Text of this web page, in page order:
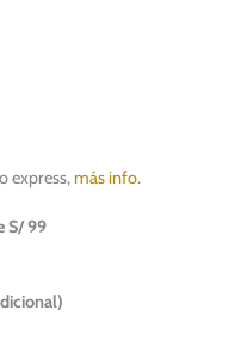
express,más info.
S/ 99